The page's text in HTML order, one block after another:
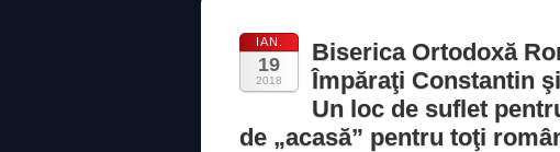
IAN.
19
2018
Biserica Ortodoxă
Împăraţi Constantin
Un loc de suflet
de „acasă” pentru toţi